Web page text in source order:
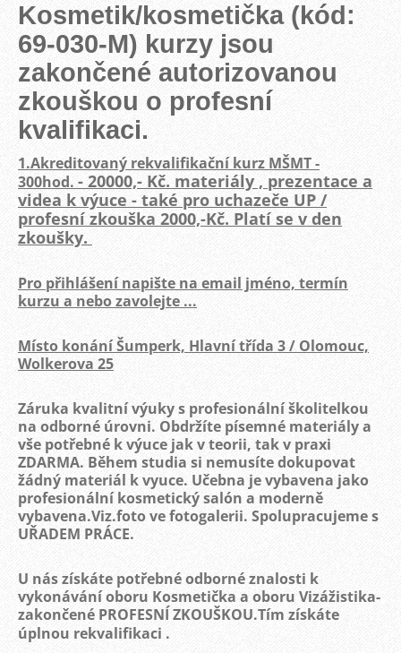
Kosmetik/kosmetička (kód:
69-030-M) kurzy jsou
zakončené autorizovanou
zkouškou o profesní
kvalifikaci.
1.Akreditovaný rekvalifikační kurz MŠMT -
300hod. - 20000,- Kč. materiály , prezentace a
videa k výuce - také pro uchazeče UP /
profesní zkouška 2000,-Kč. Platí se v den
zkoušky.
Pro přihlášení napište na email jméno, termín
kurzu a nebo zavolejte ...
Místo konání Šumperk, Hlavní třída 3 / Olomouc,
Wolkerova 25
Záruka kvalitní výuky s profesionální školitelkou
na odborné úrovni. Obdržíte písemné materiály a
vše potřebné k výuce jak v teorii, tak v praxi
ZDARMA. Během studia si nemusíte dokupovat
žádný materiál k vyuce. Učebna je vybavena jako
profesionální kosmetický salón a moderně
vybavena.Viz.foto ve fotogalerii. Spolupracujeme s
UŘADEM PRÁCE.
U nás získáte potřebné odborné znalosti k
vykonávání oboru Kosmetička a oboru Vizážistika-
zakončené PROFESNÍ ZKOUŠKOU.Tím získáte
úplnou rekvalifikaci .